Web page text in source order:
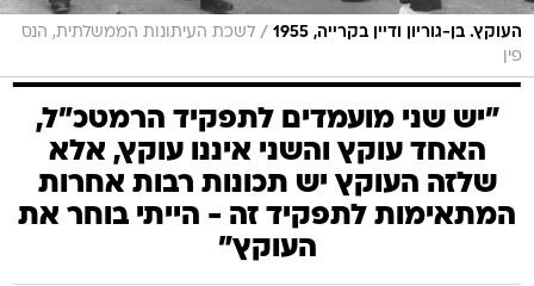
העוקץ. בן-גוריון ודיין בקרייה, 1955 / לשכת העיתונות הממשלתית, הנס
פין
"יש שני מועמדים לתפקיד הרמטכ"ל,
האחד עוקץ והשני איננו עוקץ, אלא
שלזה העוקץ יש תכונות רבות אחרות
המתאימות לתפקיד זה - הייתי בוחר את
העוקץ"